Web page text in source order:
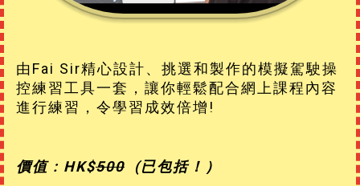
由Fai Sir精心設計、挑選和製作的模擬駕駛操
控練習工具一套，讓你輕鬆配合網上課程內容
進行練習，令學習成效倍增!
價值 : HK$500 (已包括！）